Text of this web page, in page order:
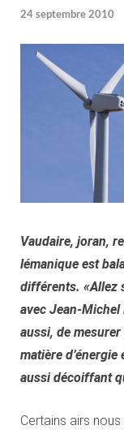
24 septembre 2010
Vaudaire, joran,
lémanique est
différents. «Allez
avec Jean-Michel
aussi, de
matière d’énergie
aussi décoiffant
Certains airs